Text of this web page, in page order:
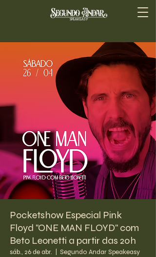
Pocketshow Especial Pink
Floyd "ONE MAN FLOYD" com
Beto Leonetti a partir das 20h
sáb., 26 de abr. Segundo Andar Speakeasy